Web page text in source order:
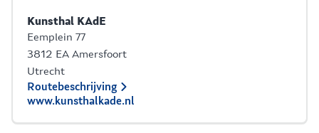
Kunsthal KAdE
Eemplein 77
3812 EA Amersfoort
Utrecht
Routebeschrijving
www.kunsthalkade.nl